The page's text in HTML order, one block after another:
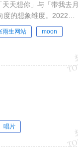
天想你」与「带我去月
的想象维度。2022年
雨生网站 moon
唱片